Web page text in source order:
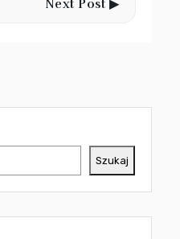
Next Post ▶
Szukaj